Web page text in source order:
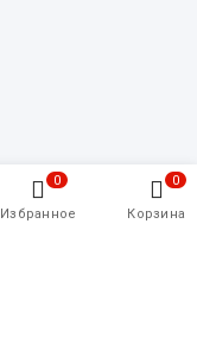
0
Избранное
0
Корзина